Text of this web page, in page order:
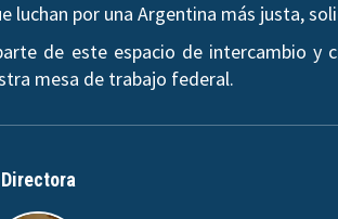
luchan por una Argentina más justa,
de este espacio de intercambio y
mesa de trabajo federal.
Directora